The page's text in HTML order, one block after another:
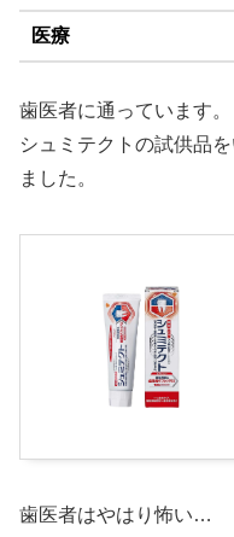
医療
歯医者に通っています。
シュミテクトの試供品
ました。
歯医者はやはり怖い…